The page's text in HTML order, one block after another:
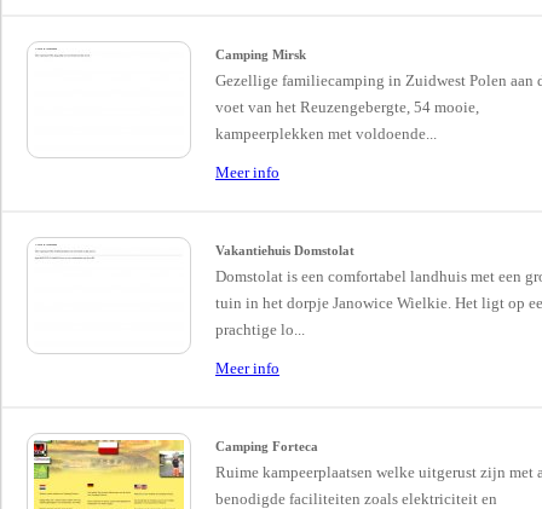
Camping Mirsk
Gezellige familiecamping in Zuidwest Polen aan
voet van het Reuzengebergte, 54 mooie,
kampeerplekken met voldoende...
Meer info
Vakantiehuis Domstolat
Domstolat is een comfortabel landhuis met een
tuin in het dorpje Janowice Wielkie. Het ligt op
prachtige lo...
Meer info
Camping Forteca
Ruime kampeerplaatsen welke uitgerust zijn met
benodigde faciliteiten zoals elektriciteit en